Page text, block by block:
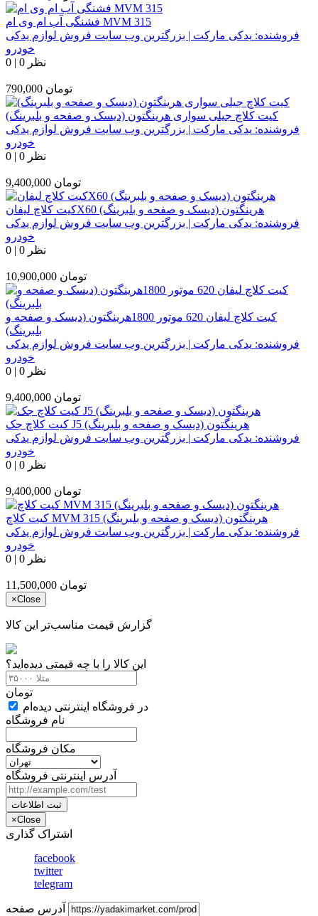
فشنگی آب ام وی ام MVM 315
فروشنده: یدکی مارکت | بزرگترین وب سایت فروش لوازم یدکی
خودرو
0 | 0 نظر
790,000 تومان
کیت کلاچ جیلی سواری هرینگتون (دیسک و صفحه و بلبرینگ)
فروشنده: یدکی مارکت | بزرگترین وب سایت فروش لوازم یدکی
خودرو
0 | 0 نظر
9,400,000 تومان
کیت کلاچ لیفانX60 هرینگتون (دیسک و صفحه و بلبرینگ)
فروشنده: یدکی مارکت | بزرگترین وب سایت فروش لوازم یدکی
خودرو
0 | 0 نظر
10,900,000 تومان
کیت کلاچ لیفان 620 موتور 1800هرینگتون (دیسک و صفحه و
بلبرینگ)
فروشنده: یدکی مارکت | بزرگترین وب سایت فروش لوازم یدکی
خودرو
0 | 0 نظر
9,400,000 تومان
کیت کلاچ جک J5 هرینگتون (دیسک و صفحه و بلبرینگ)
فروشنده: یدکی مارکت | بزرگترین وب سایت فروش لوازم یدکی
خودرو
0 | 0 نظر
9,400,000 تومان
کیت کلاچ MVM 315 هرینگتون (دیسک و صفحه و بلبرینگ)
فروشنده: یدکی مارکت | بزرگترین وب سایت فروش لوازم یدکی
خودرو
0 | 0 نظر
11,500,000 تومان
×Close
گزارش قیمت مناسب‌تر این کالا
این کالا را با چه قیمتی دیده‌اید؟
تومان
در فروشگاه اینترنتی دیده‌ام
نام فروشگاه
مکان فروشگاه
آدرس اینترنتی فروشگاه
ثبت اطلاعات
×Close
اشتراک گذاری
facebook
twitter
telegram
آدرس صفحه